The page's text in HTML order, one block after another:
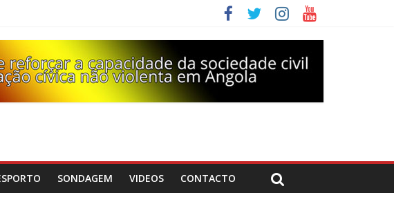
SONDAGEM VIDEOS CONTACTO